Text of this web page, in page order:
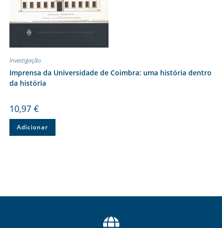
Investigação
Imprensa da Universidade de Coimbra: uma história dentro
da história
10,97 €
Adicionar